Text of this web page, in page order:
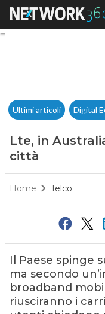
Ultimi articoli Digital
Lte, in
città
Home Telco
Il Paese spinge
ma secondo
broadband
riusciranno i